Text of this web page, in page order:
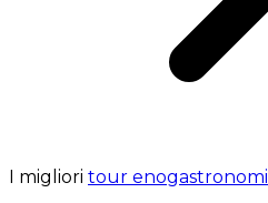
I migliori tour